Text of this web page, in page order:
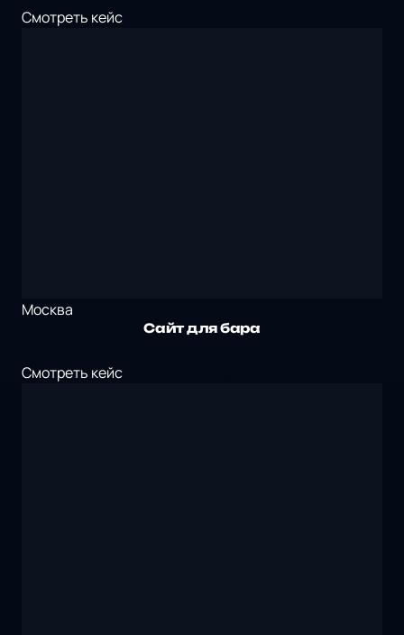
Смотреть кейс
Москва
Сайт для бара
Смотреть кейс